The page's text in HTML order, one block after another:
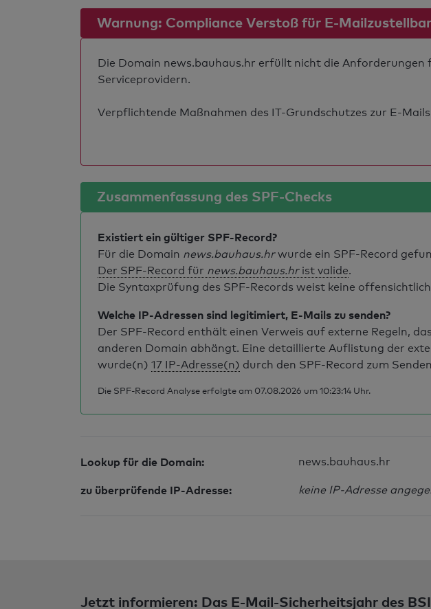
Warnung: Compliance Verstoß für E-
Die Domain news.bauhaus.hr erfüllt nicht die
Serviceprovidern.
Verpflichtende Maßnahmen des IT-Grundschutzes zur E-
Zusammenfassung des SPF-Checks
Existiert ein gültiger SPF-Record?
Für die Domain news.bauhaus.hrwurde ein SPF-Record
Der SPF-Record für news.bauhaus.hrist valide.
Die Syntaxprüfung des SPF-Records weist keine
Welche IP-Adressen sind legitimiert, E-Mails zu senden?
Der SPF-Record enthält einen Verweis auf externe Regeln,
anderen Domain abhängt. Eine detaillierte Auflistung der
wurde(n) 17 IP-Adresse(n) durch den SPF-Record zum
Die SPF-Record Analyse erfolgte am 07.08.2026 um 10:23:14 Uhr.
Lookup für die Domain: news.bauhaus.hr
zu überprüfende IP-Adresse: keine IP-Adresse
Jetzt informieren: Das E-Mail-Sicherheitsjahr des BSI